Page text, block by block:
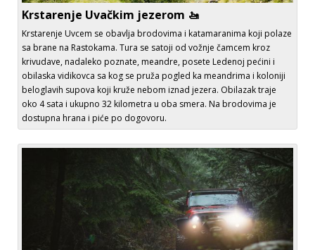
Krstarenje Uvačkim jezerom 🚤
Krstarenje Uvcem se obavlja brodovima i katamaranima koji polaze
sa brane na Rastokama. Tura se satoji od vožnje čamcem kroz
krivudave, nadaleko poznate, meandre, posete Ledenoj pećini i
obilaska vidikovca sa kog se pruža pogled ka meandrima i koloniji
beloglavih supova koji kruže nebom iznad jezera. Obilazak traje
oko 4 sata i ukupno 32 kilometra u oba smera. Na brodovima je
dostupna hrana i piće po dogovoru.